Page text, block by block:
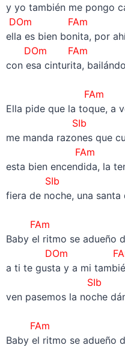
y yo también me pongo
DOm
ella es bien bonita, por
DOm
con esa cinturita,
FAm
Ella pide que la toque, a
SIb
me manda razones que
FAm
esta bien encendida, la
SIb
fiera de noche, una santa
Baby el ritmo se adueño
DOm
a ti te gusta y a mi
SIb
ven pasemos la noche
Baby el ritmo se adueño